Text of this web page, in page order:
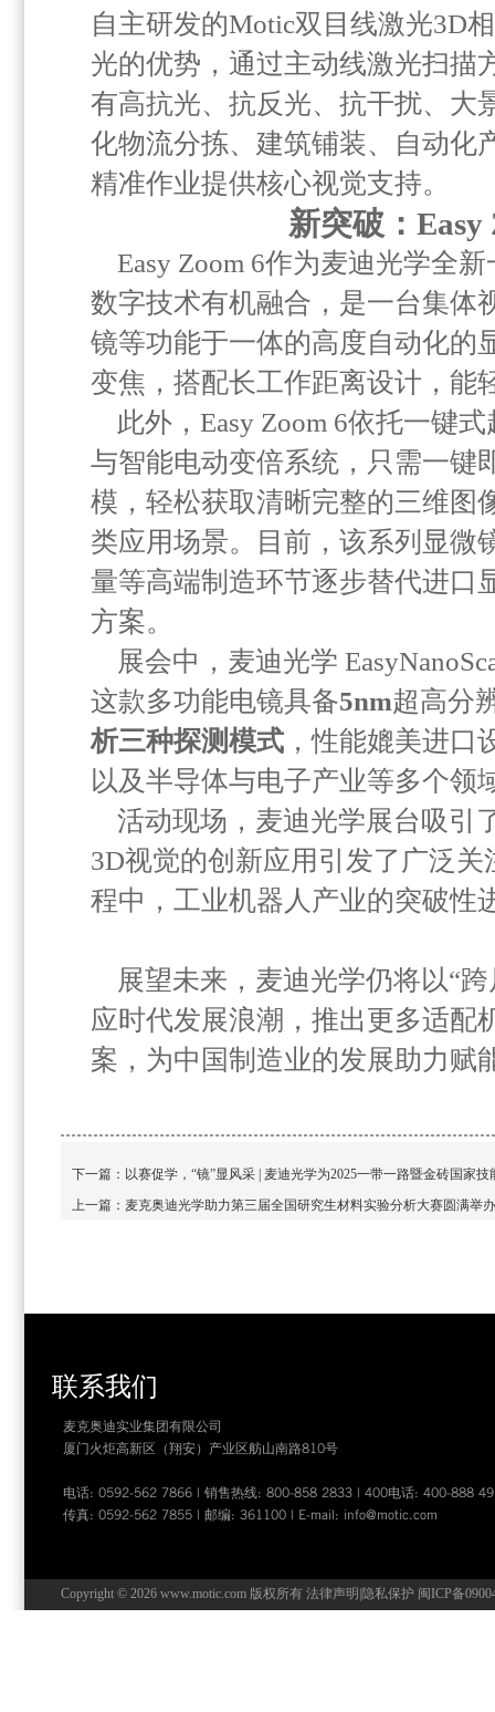
自主研发的Motic双目线激光3D
光的优势，通过主动线激光扫描
有高抗光、抗反光、抗干扰、大
化物流分拣、建筑铺装、自动化
精准作业提供核心视觉支持。
新突破：
Easy Zoom 6作为麦迪光学全
数字技术有机融合，是一台集体
镜等功能于一体的高度自动化的
变焦，搭配长工作距离设计，能
此外，Easy Zoom 6依托一键
与智能电动变倍系统，只需一键
模，轻松获取清晰完整的三维图
类应用场景。目前，该系列显微
量等高端制造环节逐步替代进口
方案。
展会中，麦迪光学
这款多功能电镜具备5nm超高分
析三种探测模式 ，性能媲美进
以及半导体与电子产业等多个领
活动现场，麦迪光学展台吸引
3D视觉的创新应用引发了广泛
程中，工业机器人产业的突破性
展望未来，麦迪光学仍将以“
应时代发展浪潮，推出更多适配
案，为中国制造业的发展助力赋
下一篇： 以赛促学，“镜”显风采 | 麦迪光学为2025一带一路暨金砖国家
上一篇： 麦克奥迪光学助力第三届全国研究生材料实验分析大赛圆满举
联系我们
麦克奥迪实业集团有限公司
厦门火炬高新区（翔安）产业区舫山南路810号
电话: 0592-562 7866 | 销售热线: 800-858 2833 | 400电话: 400-888
传真: 0592-562 7855 | 邮编: 361100 | E-mail: info@motic.com
Copyright © 2026 www.motic.com 版权所有 法律声明 隐私保护 闽ICP备